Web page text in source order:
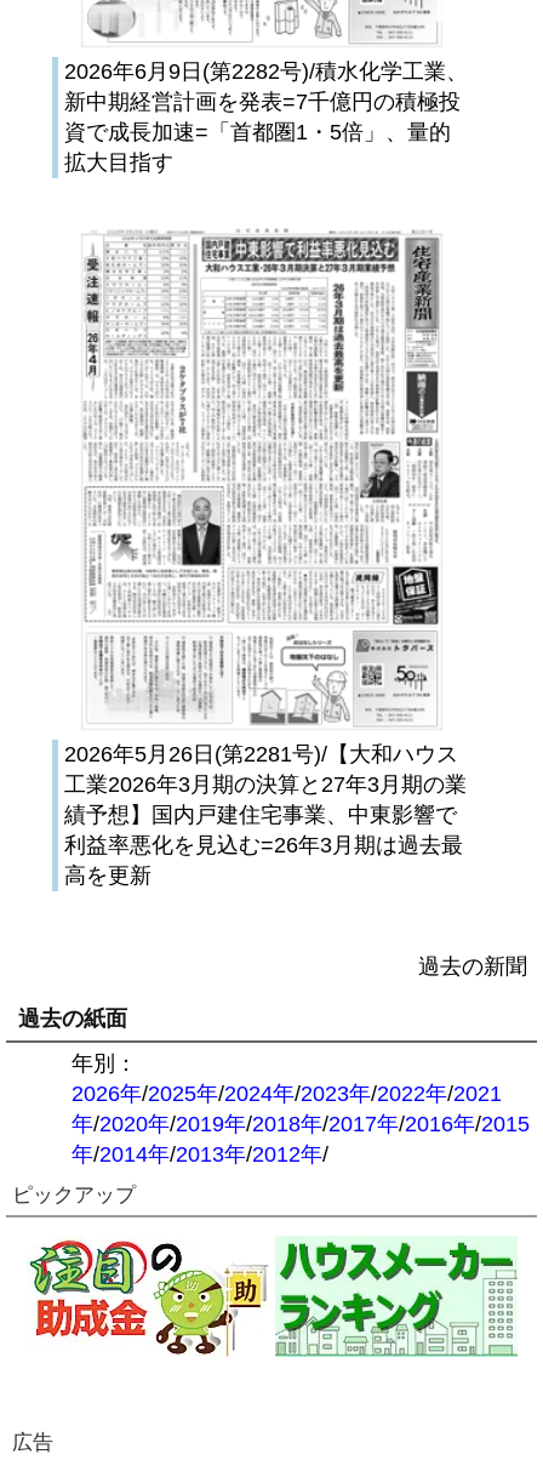
2026年6月9日(第2282号)/積水化学工業、
新中期経営計画を発表=7千億円の積極投
資で成長加速=「首都圏1・5倍」、量的
拡大目指す
2026年5月26日(第2281号)/【大和ハウス
工業2026年3月期の決算と27年3月期の業
績予想】国内戸建住宅事業、中東影響で
利益率悪化を見込む=26年3月期は過去最
高を更新
過去の新聞
過去の紙面
年別：
2026年/2025年/2024年/2023年/2022年/2021
年/2020年/2019年/2018年/2017年/2016年/2015
年/2014年/2013年/2012年/
ピックアップ
広告